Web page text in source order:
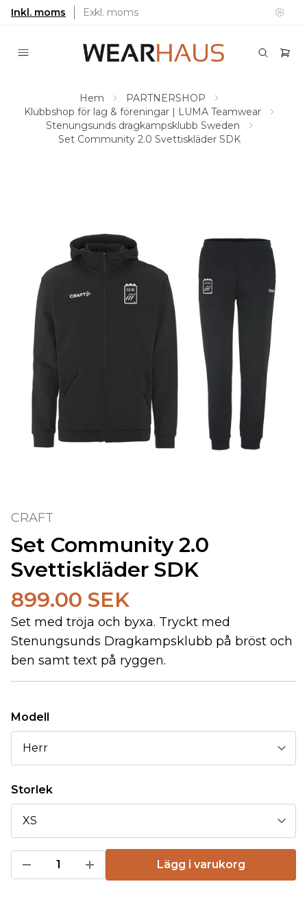
Inkl. moms Exkl. moms
Hem
PARTNERSHOP
Klubbshop för lag & föreningar | LUMA Teamwear
Stenungsunds dragkampsklubb Sweden
Set Community 2.0 Svettiskläder SDK
CRAFT
Set Community 2.0
Svettiskläder SDK
899.00 SEK
Set med tröja och byxa. Tryckt med
Stenungsunds Dragkampsklubb på bröst och
ben samt text på ryggen.
Modell
Storlek
Lägg i varukorg